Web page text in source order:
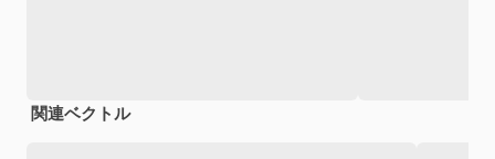
関連ベクトル